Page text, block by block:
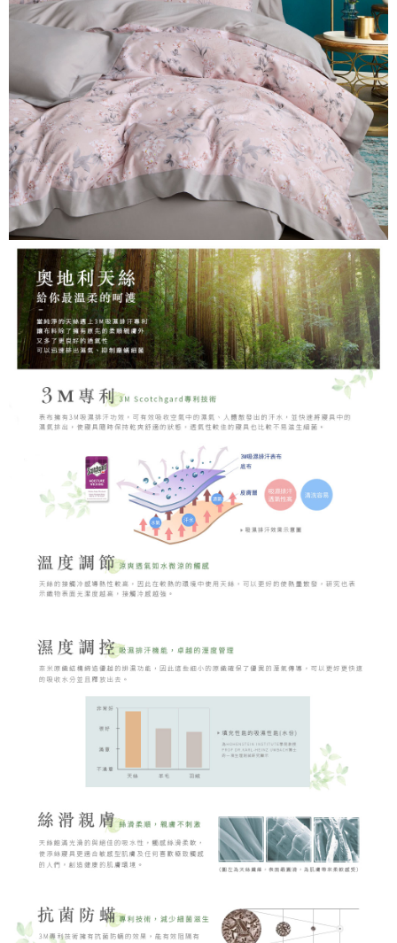
1.分期款項不併入電信帳單，「大哥付你分期」於每月結算日後寄送繳費提
醒簡訊。
2.透過簡訊連結打開帳單後，可選擇「超商條碼／台灣大直營門市／銀行轉
帳／街口支付／iPASS MONEY」等通路繳費。
【注意事項】
1.本服務係由「台灣大哥大股份有限公司」（以下簡稱本公司）所提供，讓
用戶於交易時，得透過本服務購買商品或服務，並由商店將買賣／分期付款
買賣價金債權讓與本公司後，依約使用本公司帳單繳交帳款。
2.基於同意付款使用「大哥付你分期」之契約關係目的，商店將以您的個人
資料（包含姓名、電話或地址）提供予台灣大哥大進項蒐集、處理及利用，
由本公司與您本人進行分期帳單所需資料之確認、核對及更正。
3.完整用戶服務條款，請詳閱以下連結：https://oppay.tw/userRule
【「AFTEE先享後付」結帳流程】
１．於結帳方式選擇「AFTEE先享後付」後，將跳轉至「AFTEE先享後付」
結帳頁面，進行簡訊認證並確認金額後，即可完成結帳。
２．訂單成立數日內，您將收到繳費通知簡訊。
３．收到繳費通知簡訊後14天內，點擊此簡訊中的連結，可透過四大超商／
ATM／網路銀行／等多元方式進行付款，方視為交易完成。
※ 請注意：結帳手續完成當下不需立刻繳費，但若您需要取消訂單，請聯絡
購買商品的店家。未經商家同意取消之訂單仍視為有效，需透過AFTEE先享
後付繳納相關費用。
※ 交易是否成功請以「AFTEE先享後付 」之結帳頁面顯示為準，若有關於
是否繳費成功／繳費後需取消欲退款等相關疑問，請聯繫「AFTEE先享後付
客戶支援中心」https://netprotections.freshdesk.com/support/home
【注意事項】
１．透過由恩沛科技股份有限公司提供之「AFTEE先享後付」服務完成之交
易，需依本服務之必要範圍內提供個人資料，並將交易相關給付款項請求債
權轉讓予恩沛科技股份有限公司。
２．關於個人資料處理事宜，請瀏覽以下網址：
https://aftee.tw/terms/#terms3
３．未成年的使用者請事先徵得法定代理人或監護人之同意方可使用
「AFTEE先享後付」，若未經同意申辦者引起之損失，本公司不負相關責
任。
４．使用「AFTEE先享後付」時，將依據個別帳號之用戶狀況，依本公司即
時審查核予不同之上限額度；若仍有額度不足之情形，本公司將視審查結果
請求用戶進行身份認證。
５．嚴禁一人註冊多個帳號或使用他人資訊註冊。若發現惡意使用之情形，
恩沛科技股份有限公司將有權停止該用戶之使用額度並採取法律行動。
運送方式
每筆NT$60，滿NT$999(含以上)免運費
付款後全家取貨
每筆NT$60，滿NT$999(含以上)免運費
7-11取貨付款
每筆NT$60，滿NT$999(含以上)免運費
付款後7-11取貨
每筆NT$60，滿NT$999(含以上)免運費
新竹貨運
每筆NT$80，滿NT$999(含以上)免運費